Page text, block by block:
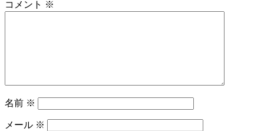
コメント ※
名前 ※
メール ※